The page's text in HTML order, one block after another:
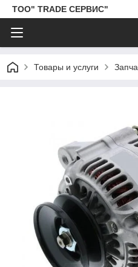
ТОО" TRADE СЕРВИС"
Товары и услуги